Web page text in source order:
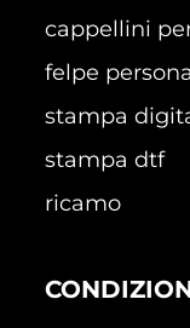
cappellini
felpe
stampa
stampa dtf
ricamo